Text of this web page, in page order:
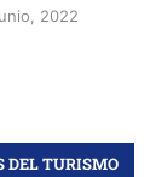
2022
DEL TURISMO